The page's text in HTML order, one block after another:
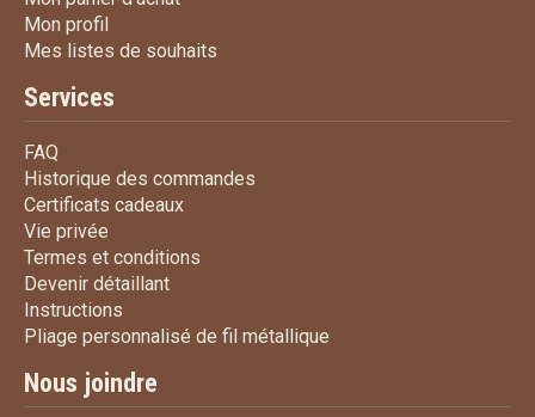
Mon profil
Mes listes de souhaits
Services
FAQ
Historique des commandes
Certificats cadeauxCertificats cadeaux
Vie privée
Termes et conditions
Devenir détaillantDevenir détaillant
Instructions
Pliage personnalisé de fil métallique
Nous joindre